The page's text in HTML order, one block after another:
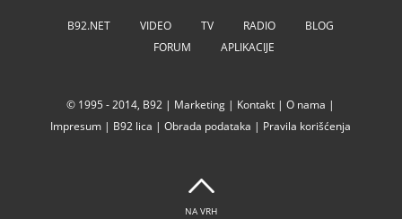
B92.NET VIDEO TV RADIO
BLOG
FORUM
APLIKACIJE
© 1995 - 2014, B92 | Marketing | Kontakt |O nama |
Impresum | B92 lica |Obrada podataka | Pravila korišćenja
NA VRH